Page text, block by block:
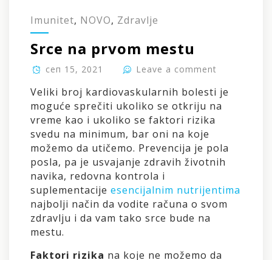
Imunitet, NOVO, Zdravlje
Srce na prvom mestu
сеп 15, 2021 Leave a comment
Veliki broj kardiovaskularnih bolesti je
moguće sprečiti ukoliko se otkriju na
vreme kao i ukoliko se faktori rizika
svedu na minimum, bar oni na koje
možemo da utičemo. Prevencija je pola
posla, pa je usvajanje zdravih životnih
navika, redovna kontrola i
suplementacije esencijalnim nutrijentima
najbolji način da vodite računa o svom
zdravlju i da vam tako srce bude na
mestu.
Faktori rizika na koje ne možemo da